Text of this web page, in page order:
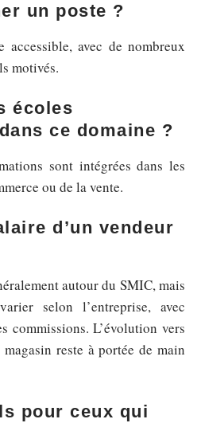
un poste ?
accessible, avec de nombreux
motivés.
écoles
ce domaine ?
sont intégrées dans les
ou de la vente.
d’un vendeur
autour du SMIC, mais
selon l’entreprise, avec
commissions. L’évolution vers
reste à portée de main
pour ceux qui